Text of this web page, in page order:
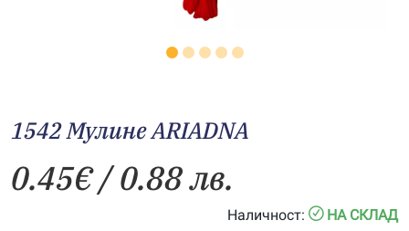
1542 Мулине АRIADNA
0.45€/ 0.88 лв.
Наличност:
НА СКЛАД